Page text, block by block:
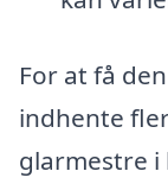
For at få
indhente
glarmestre i